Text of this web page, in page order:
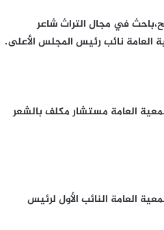
في مجال التراث شاعر
نائب رئيس المجلس الأعلى.
العامة مستشار مكلف بالشعر
العامة النائب الأول لرئيس